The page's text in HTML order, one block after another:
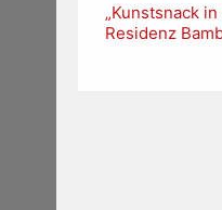
„Kunstsnack
Residenz